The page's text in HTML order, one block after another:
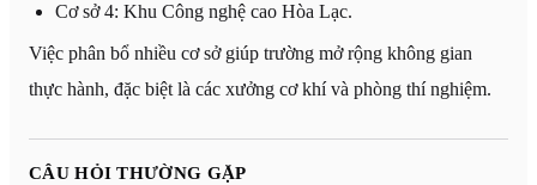
Cơ sở 4: Khu Công nghệ cao Hòa Lạc.
Việc phân bổ nhiều cơ sở giúp trường mở rộng không gian
thực hành, đặc biệt là các xưởng cơ khí và phòng thí nghiệm.
CÂU HỎI THƯỜNG GẶP